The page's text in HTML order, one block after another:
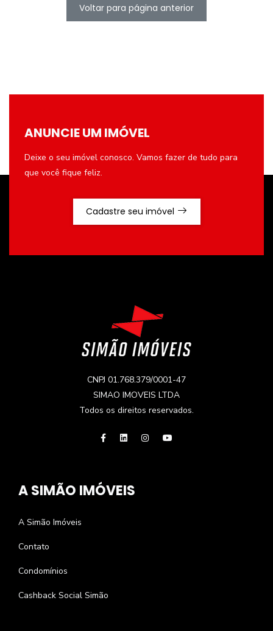
Voltar para página anterior
ANUNCIE UM IMÓVEL
Deixe o seu imóvel conosco. Vamos fazer de tudo para
que você fique feliz.
Cadastre seu imóvel
CNPJ 01.768.379/0001-47
SIMAO IMOVEIS LTDA
Todos os direitos reservados.
A SIMÃO IMÓVEIS
A Simão Imóveis
Contato
Condomínios
Cashback Social Simão